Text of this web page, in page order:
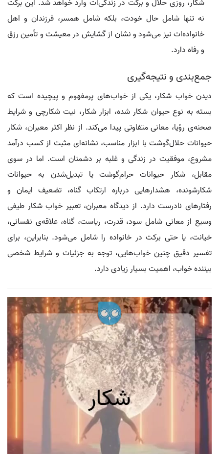
شکار، روزی حلال و برکت در زندگی‌ات وارد خواهد شد. این برکت
نه تنها شامل حال خودت، بلکه شامل همسر، فرزندان و اهل
خانواده‌ات نیز می‌شود و نشان از گشایش در معیشت و تأمین رزق
و رفاه دارد.
جمع‌بندی و نتیجه‌گیری
دیدن خواب شکار، یکی از خواب‌های پرمفهوم و پیچیده است که
بسته به نوع حیوان شکار شده، ابزار شکار، نیت شکارچی و شرایط
صحنه‌ی رؤیا، معانی متفاوتی پیدا می‌کند. از نظر اکثر معبران، شکار
حیوانات حلال‌گوشت با ابزار مناسب، نشانه‌ای مثبت از کسب درآمد
مشروع، موفقیت در زندگی و غلبه بر دشمنان است. اما در سوی
مقابل، شکار حیوانات حرام‌گوشت یا تبدیل‌شدن به حیوانات
شکارشونده، هشدارهایی درباره ارتکاب گناه، تضعیف ایمان و
رفتارهای نادرست دارد. از دیدگاه معبران، تعبیر خواب شکار طیفی
وسیع از معانی شامل سود، قدرت، ریاست، گناه، علاقه‌ی نفسانی،
خیانت، یا حتی برکت در خانواده را شامل می‌شود. بنابراین، برای
تفسیر دقیق چنین خواب‌هایی، توجه به جزئیات و شرایط شخصی
بیننده خواب، اهمیت بسیار زیادی دارد.